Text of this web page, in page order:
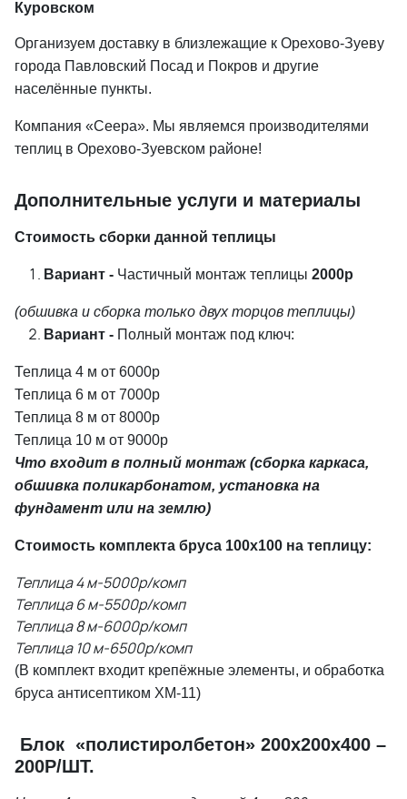
Куровском
Организуем доставку в близлежащие к Орехово-Зуеву
города Павловский Посад и Покров и другие
населённые пункты.
Компания «Сеера». Мы являемся производителями
теплиц в Орехово-Зуевском районе!
Дополнительные услуги и материалы
Стоимость сборки данной теплицы
Вариант - Частичный монтаж теплицы 2000р
(обшивка и сборка только двух торцов теплицы)
Вариант - Полный монтаж под ключ:
Теплица 4 м от 6000р
Теплица 6 м от 7000р
Теплица 8 м от 8000р
Теплица 10 м от 9000р
Что входит в полный монтаж (сборка каркаса,
обшивка поликарбонатом, установка на
фундамент или на землю)
Стоимость комплекта бруса 100х100 на теплицу:
Теплица 4 м-5000р/комп
Теплица 6 м-5500р/комп
Теплица 8 м-6000р/комп
Теплица 10 м-6500р/комп
(В комплект входит крепёжные элементы, и обработка
бруса антисептиком ХМ-11)
Блок «полистиролбетон» 200х200х400 –
200Р/ШТ.